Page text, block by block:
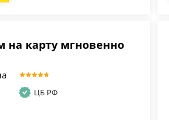
на карту мгновенно
ЦБ РФ